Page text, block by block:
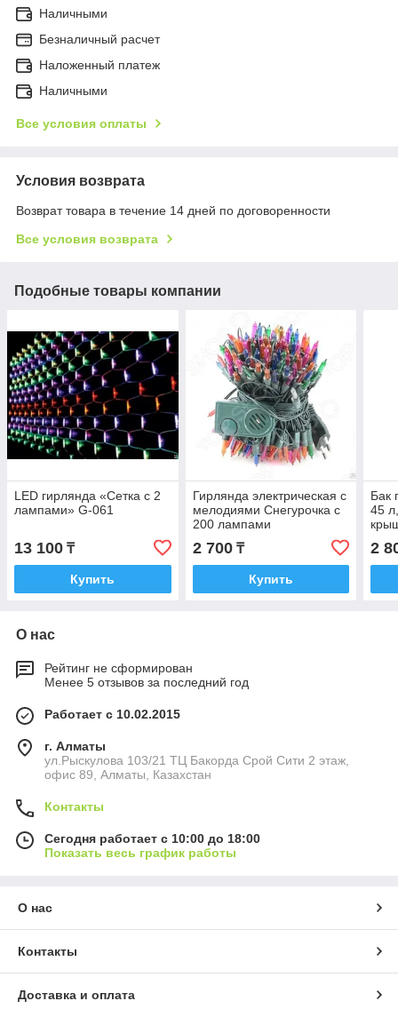
Наличными
Безналичный расчет
Наложенный платеж
Наличными
Все условия оплаты
Условия возврата
Возврат товара в течение 14 дней по договоренности
Все условия возврата
Подобные товары компании
LED гирлянда «Сетка с 2
лампами» G-061
13 100 ₸
Купить
Гирлянда электрическая с
мелодиями Снегурочка с
200 лампами
2 700₸
Купить
Бак
45
2
О нас
Рейтинг не сформирован
Менее 5 отзывов за последний год
Работает с 10.02.2015
г. Алматы
ул.Рыскулова 103/21 ТЦ Бакорда Срой Сити 2 этаж,
офис 89, Алматы, Казахстан
Контакты
Сегодня работает с 10:00 до 18:00
Показать весь график работы
О нас
Контакты
Доставка и оплата